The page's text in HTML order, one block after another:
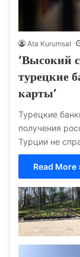
Ata Kurumsal
‘Высокий
турецкие
карты’
Турецкие
получения
Турции не
Read More